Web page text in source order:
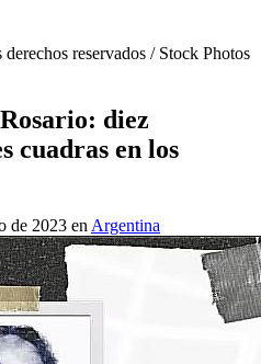
reservados / Stock Photos
diez
cuadras en los
de 2023 en Argentina